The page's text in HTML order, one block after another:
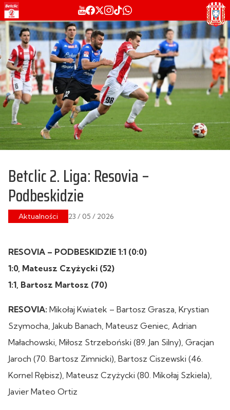
Betclic 2. Liga: Resovia –
Podbeskidzie
Aktualności 23 / 05 / 2026
RESOVIA – PODBESKIDZIE 1:1 (0:0)
1:0, Mateusz Czyżycki (52)
1:1, Bartosz Martosz (70)
RESOVIA: Mikołaj Kwiatek – Bartosz Grasza, Krystian
Szymocha, Jakub Banach, Mateusz Geniec, Adrian
Małachowski, Miłosz Strzeboński (89. Jan Silny), Gracjan
Jaroch (70. Bartosz Zimnicki), Bartosz Ciszewski (46.
Kornel Rębisz), Mateusz Czyżycki (80. Mikołaj Szkiela),
Javier Mateo Ortiz